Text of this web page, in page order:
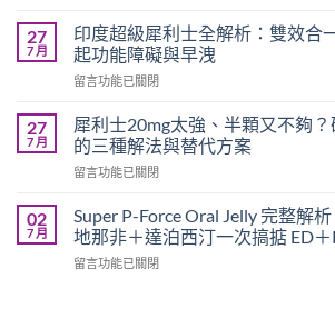
要
多
久？
完
指
南：
港
性
必
讀
利
勁
可
以
犀
利
士
一
吃
嗎？
師
27
7 月
印度超級犀利士全解析：雙效合
起功能障礙與早洩
在
度
超
級
犀
士
全
解
析：
留言功能已關閉
27
7 月
犀利士20mg太強、半顆又不夠？
的三種解法與替代方案
在
利
士
20mg
太
留言功能已關閉
02
7 月
Super P-Force Oral Jelly 完整解
地那非＋達泊西汀一次搞掂 ED＋
在
留言功能已關閉